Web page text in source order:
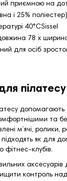
приємною на
і 25%
40°CSissel
78 x
для осіб
пілатесу
допомагають
та
м’ячі,
підходять як для
фітнес-клубів.
контроль